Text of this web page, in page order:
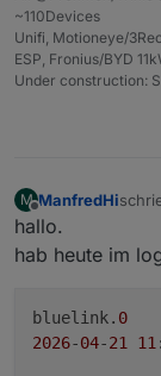
~110Devices
Unifi, Motioneye/
ESP, Fronius/BYD
Under construction:
M
Offline
ManfredHi
hallo.
hab heute im
bluelink. 0
2026-04-21 11: